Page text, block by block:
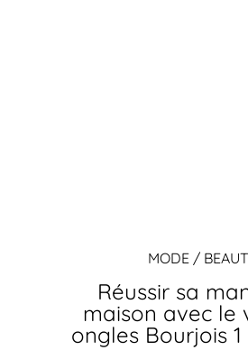
MODE /
Réussir sa
maison avec le
ongles Bourjois